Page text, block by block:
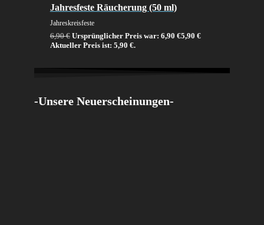
Jahresfeste Räucherung (50 ml)
Jahreskreisfeste
6,90€ Ursprünglicher Preis war: 6,90 €5,90 €
Aktueller Preis ist: 5,90 €.
-Unsere Neuerscheinungen-